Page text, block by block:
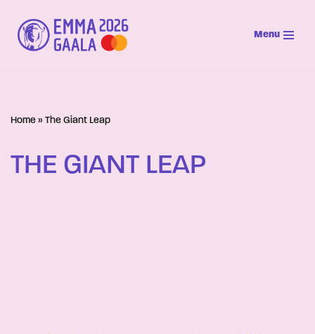
Siirry
suoraan
Menu
Home » The Giant Leap
THE GIANT LEAP